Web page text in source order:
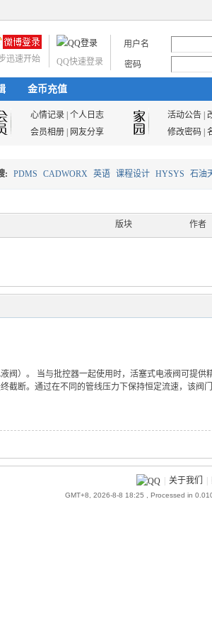
用户名
密码
QQ快速登录
迅速开始
金币充值
心情记录 个人日志 活动公告|
会员相册 网友分享 修改密码|
: PDMS CADWORX 英语 课程设计 HYSYS 石油
版块 作者
阀）。 当与批控器一起使用时，活塞式电液阀可提
截断。通过在不同的管线压力下保持恒定流速，该阀
关于我们
GMT+8, 2026-8-8 18:25 , Processed in